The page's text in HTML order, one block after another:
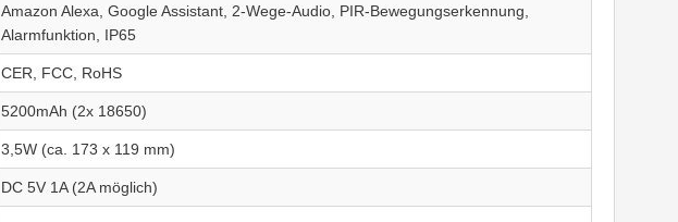
Amazon Alexa, Google Assistant, 2-Wege-Audio, PIR-Bewegungserkennung,
Alarmfunktion, IP65
CER, FCC, RoHS
5200mAh (2x 18650)
3,5W (ca. 173 x 119 mm)
DC 5V 1A (2A möglich)